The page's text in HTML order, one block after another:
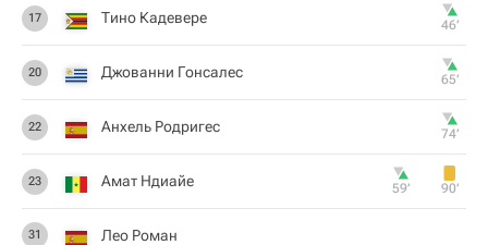
17 Тино Кадевере 46‎’‎
20 Джованни Гонсалес 65‎’‎
22 Анхель Родригес 74‎’‎
23 Амат Ндиайе 59‎’‎ 90‎’‎
31 Лео Роман